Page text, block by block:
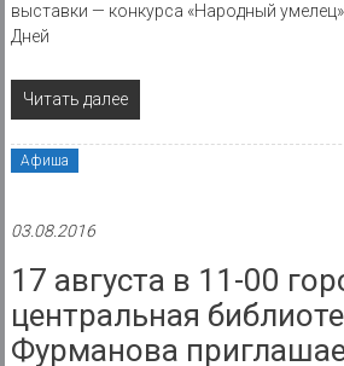
выставки — конкурса «Народный
Дней
Читать далее
Афиша
03.08.2016
17 августа в 11-00
центральная
Фурманова